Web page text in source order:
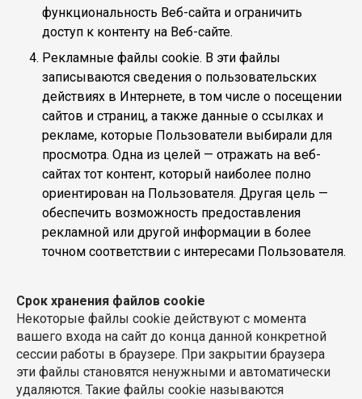
функциональность Веб-сайта и ограничить
доступ к контенту на Веб-сайте.
Рекламные файлы cookie. В эти файлы
записываются сведения о пользовательских
действиях в Интернете, в том числе о посещении
сайтов и страниц, а также данные о ссылках и
рекламе, которые Пользователи выбирали для
просмотра. Одна из целей — отражать на веб-
сайтах тот контент, который наиболее полно
ориентирован на Пользователя. Другая цель —
обеспечить возможность предоставления
рекламной или другой информации в более
точном соответствии с интересами Пользователя.
Срок хранения файлов cookie
Некоторые файлы cookie действуют с момента
вашего входа на сайт до конца данной конкретной
сессии работы в браузере. При закрытии браузера
эти файлы становятся ненужными и автоматически
удаляются. Такие файлы cookie называются